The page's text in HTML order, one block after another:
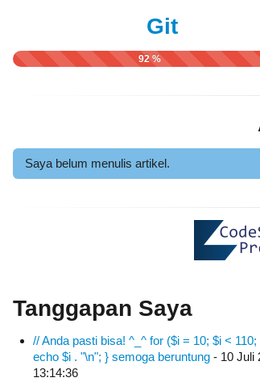
Git
92 %
Saya belum menulis artikel.
Tanggapan Saya
// Anda pasti bisa! ^_^ for ($i = 10; $i <
echo $i . "\n"; } semoga beruntung - 10 Juli
13:14:36